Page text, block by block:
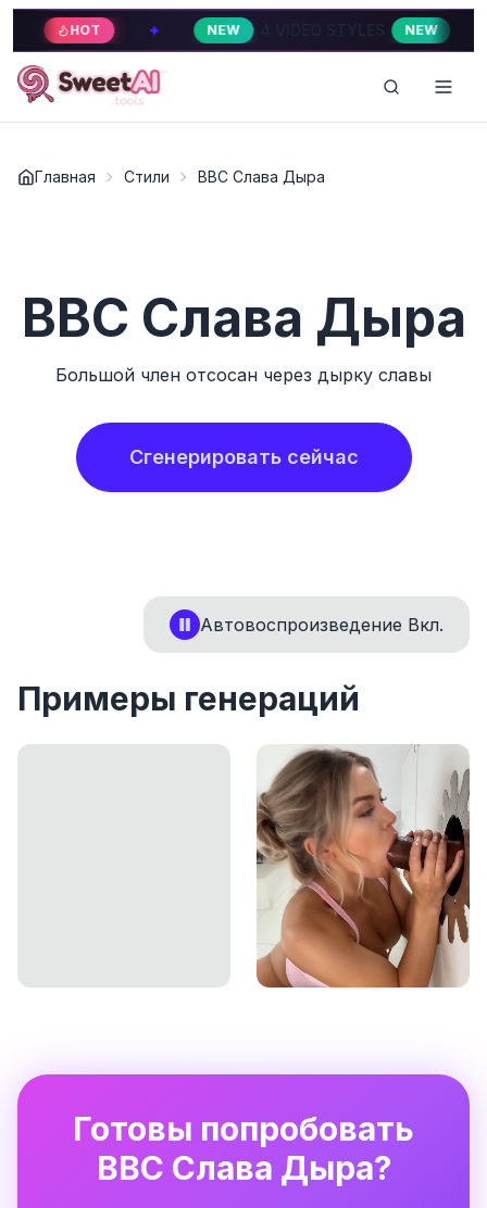
HOT ✦ NEW 4 VIDEO STYLES NEW ✦
Главная Стили BBC Слава Дыра
BBC Слава Дыра
Большой член отсосан через дырку славы
Сгенерировать сейчас
Автовоспроизведение Вкл.
Примеры генераций
Готовы попробовать
BBC Слава Дыра?